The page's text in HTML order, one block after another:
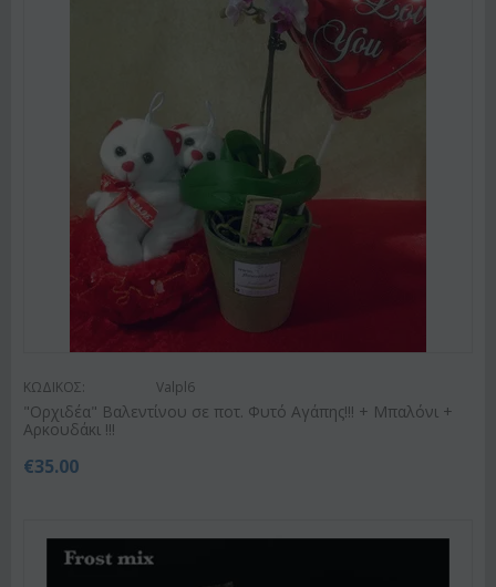
ΚΩΔΙΚΟΣ: Valpl6
"Ορχιδέα" Βαλεντίνου σε ποτ. Φυτό Αγάπης!!! + Μπαλόνι +
Αρκουδάκι !!!
€35.00